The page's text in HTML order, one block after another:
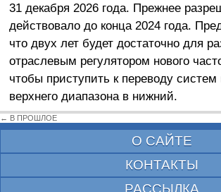
31 декабря 2026 года. Прежнее
действовало до конца 2024 года.
что двух лет будет достаточно для
отраслевым регулятором нового
чтобы приступить к переводу
верхнего диапазона в нижний.
← В ПРОШЛОЕ
О САЙТЕ
КОНТАКТЫ
РАССЫЛКА